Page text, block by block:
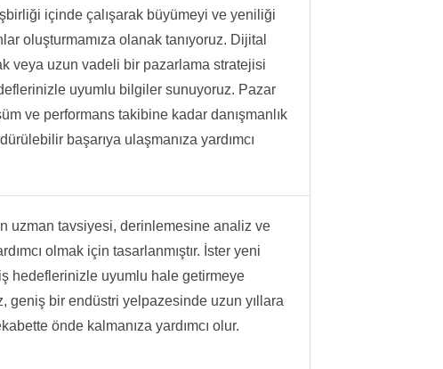
içinde çalışarak büyümeyi ve yeniliği
oluşturmamıza olanak tanıyoruz. Dijital
veya uzun vadeli bir pazarlama stratejisi
uyumlu bilgiler sunuyoruz. Pazar
ve performans takibine kadar danışmanlık
başarıya ulaşmanıza yardımcı
uzman tavsiyesi, derinlemesine analiz ve
olmak için tasarlanmıştır. İster yeni
hedeflerinizle uyumlu hale getirmeye
geniş bir endüstri yelpazesinde uzun yıllara
önde kalmanıza yardımcı olur.